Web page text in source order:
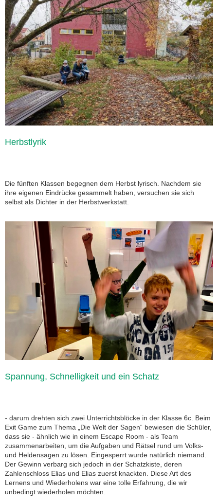
Herbstlyrik
Die fünften Klassen begegnen dem Herbst lyrisch. Nachdem sie
ihre eigenen Eindrücke gesammelt haben, versuchen sie sich
selbst als Dichter in der Herbstwerkstatt.
Spannung, Schnelligkeit und ein Schatz
- darum drehten sich zwei Unterrichtsblöcke in der Klasse 6c. Beim
Exit Game zum Thema „Die Welt der Sagen“ bewiesen die Schüler,
dass sie - ähnlich wie in einem Escape Room - als Team
zusammenarbeiten, um die Aufgaben und Rätsel rund um Volks-
und Heldensagen zu lösen. Eingesperrt wurde natürlich niemand.
Der Gewinn verbarg sich jedoch in der Schatzkiste, deren
Zahlenschloss Elias und Elias zuerst knackten. Diese Art des
Lernens und Wiederholens war eine tolle Erfahrung, die wir
unbedingt wiederholen möchten.